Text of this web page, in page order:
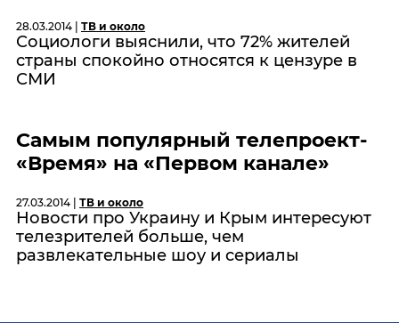
28.03.2014 | ТВ и около
Социологи выяснили, что 72% жителей
страны спокойно относятся к цензуре в
СМИ
Самым популярный телепроект-
«Время» на «Первом канале»
27.03.2014 | ТВ и около
Новости про Украину и Крым интересуют
телезрителей больше, чем
развлекательные шоу и сериалы